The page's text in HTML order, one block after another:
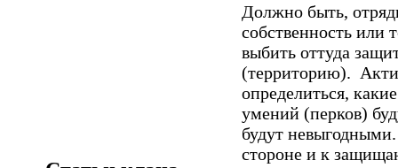
Должно быть,
собственность или
выбить оттуда
(территорию).
определиться,
умений (перков)
будут
стороне и к